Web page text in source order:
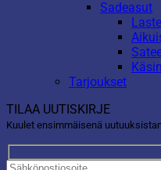
Sadeasut
Tarjoukset
TILAA UUTISKIRJE
Kuulet ensimmäisenä